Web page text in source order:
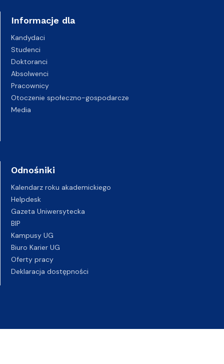
Informacje dla
Kandydaci
Studenci
Doktoranci
Absolwenci
Pracownicy
Otoczenie społeczno-gospodarcze
Media
Odnośniki
Kalendarz roku akademickiego
Helpdesk
Gazeta Uniwersytecka
BIP
Kampusy UG
Biuro Karier UG
Oferty pracy
Deklaracja dostępności